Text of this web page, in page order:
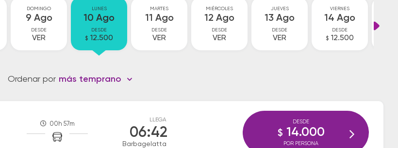
DOMINGO
9 Ago
DESDE
VER
LUNES
10 Ago
DESDE
$ 12.500
MARTES
11 Ago
DESDE
VER
MIÉRCOLES
12 Ago
DESDE
VER
JUEVES
13 Ago
DESDE
VER
VIERNES
14 Ago
DESDE
$ 12.500
Ordenar por más temprano
00h 57m
LLEGA
06:42
Barbagelatta
DESDE
$ 14.000
POR PERSONA